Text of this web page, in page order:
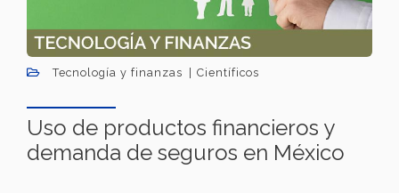
Tecnología y finanzas Científicos
Uso de productos financieros y
demanda de seguros en México